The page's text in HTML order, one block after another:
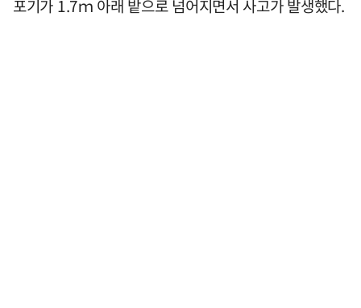
포기가 1.7ｍ 아래 밭으로 넘어지면서 사고가 발생했다.